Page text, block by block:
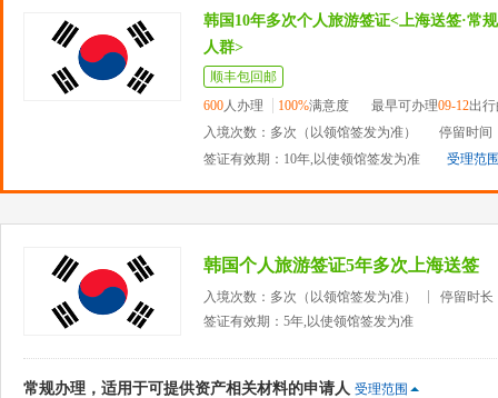
韩国10年多次个人旅游签证<上海送签·常
人群>
顺丰包回邮
600人办理 100%满意度 最早可办理09-12出
入境次数：多次（以领馆签发为准）
停留时间
签证有效期：10年,以使领馆签发为准
受理范
韩国个人旅游签证5年多次上海送签
入境次数：多次（以领馆签发为准）
停留时长
签证有效期：5年,以使领馆签发为准
常规办理，适用于可提供资产相关材料的申请人 受理范围